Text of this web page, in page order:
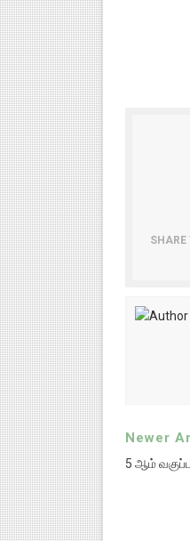
SHARE
Newer
5 ஆம்